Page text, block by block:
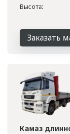
Высота:
Заказать
Камаз